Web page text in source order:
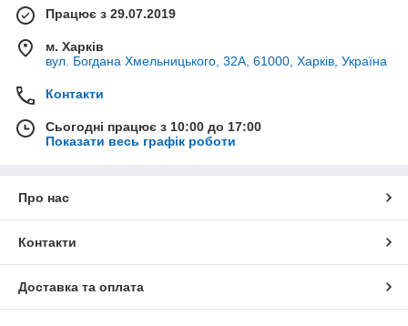
Працює з 29.07.2019
м. Харків
вул. Богдана Хмельницького, 32А, 61000, Харків, Україна
Контакти
Сьогодні працює з 10:00 до 17:00
Показати весь графік роботи
Про нас
Контакти
Доставка та оплата